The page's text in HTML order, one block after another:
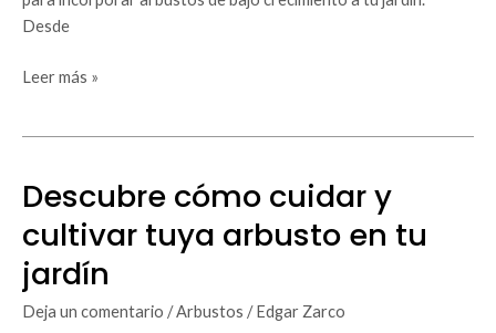
Desde
Leer más »
Descubre cómo cuidar y
cultivar tuya arbusto en tu
jardín
Deja un comentario /Arbustos /Edgar Zarco
Descubre
cuidar
y
cultivar
tuya